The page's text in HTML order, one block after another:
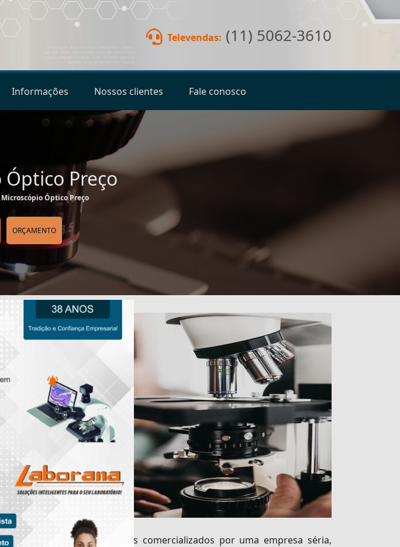
Televendas: (11) 5062-3610
Informações Nossos clientes Fale conosco
Preço
Microscópio Óptico Preço
ORÇAMENTO
óptico utilizado
para rotina, análises
e controle de qualidade
de certos objetos,
podem ser avaliadas a
tais instrumentos são
de espécimes, cortes
e gerar imagens para
tipo de microscópio é o
deriva do conjunto de
fontes de luz, (imagem
indústrias, escolas,
laboratórios de uso
tenha a qualidade e o
optar pelos equipamentos comercializados por uma empresa séria,